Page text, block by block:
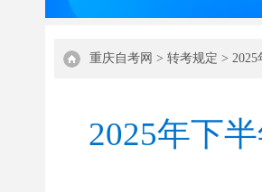
重庆自考网 > 转考规定 >
2025年下